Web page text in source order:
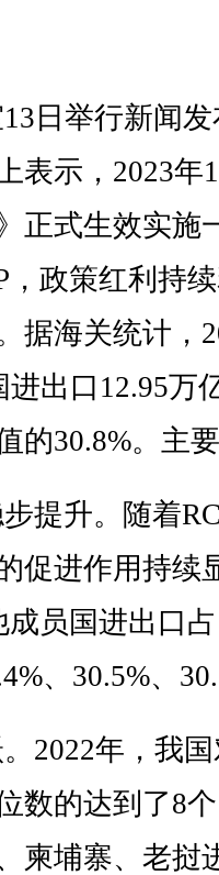
日举行新闻
表示，2023年
正式生效实施
，政策红利持
据海关统计，
进出口12.95万
的30.8%。主
提升。随着
促进作用持续
成员国进出口
、30.5%、
2022年，我
数的达到了8
柬埔寨、老挝